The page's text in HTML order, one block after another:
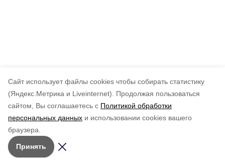
Cайт использует файлы cookies чтобы собирать статистику
(Яндекс.Метрика и Liveinternet).
Продолжая пользоваться
сайтом, Вы соглашаетесь с Политикой обработки
персональных данных и использовании cookies вашего
браузера.
Принять